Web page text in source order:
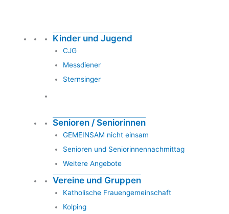
Kinder und Jugend
CJG
Messdiener
Sternsinger
Senioren / Seniorinnen
GEMEINSAM nicht einsam
Senioren und Seniorinnennachmittag
Weitere Angebote
Vereine und Gruppen
Katholische Frauengemeinschaft
Kolping